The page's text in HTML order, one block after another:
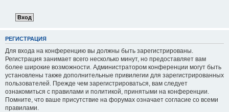
РЕГИСТРАЦИЯ
Для входа на конференцию вы должны быть зарегистрированы.
Регистрация занимает всего несколько минут, но предоставляет вам
более широкие возможности. Администратором конференции могут быть
установлены также дополнительные привилегии для зарегистрированных
пользователей. Прежде чем зарегистрироваться, вам следует
ознакомиться с правилами и политикой, принятыми на конференции.
Помните, что ваше присутствие на форумах означает согласие со всеми
правилами.